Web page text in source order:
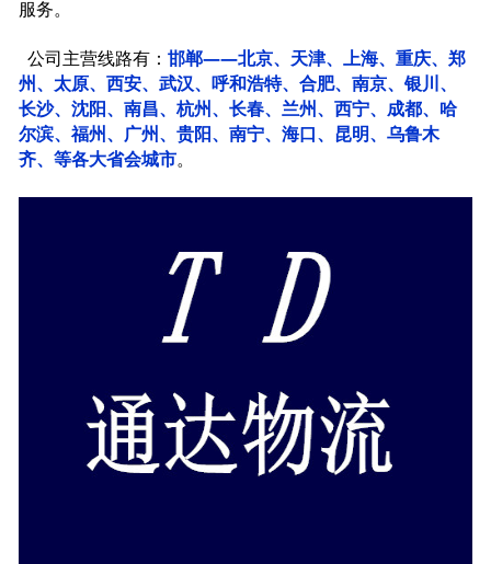
服务。
公司主营线路有：邯郸——北京、天津、上海、重庆、郑
州、太原、西安、武汉、呼和浩特、合肥、南京、银川、
长沙、沈阳、南昌、杭州、长春、兰州、西宁、成都、哈
尔滨、福州、广州、贵阳、南宁、海口、昆明、乌鲁木
齐、等各大省会城市。